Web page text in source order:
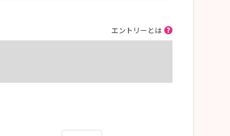
エントリーとは